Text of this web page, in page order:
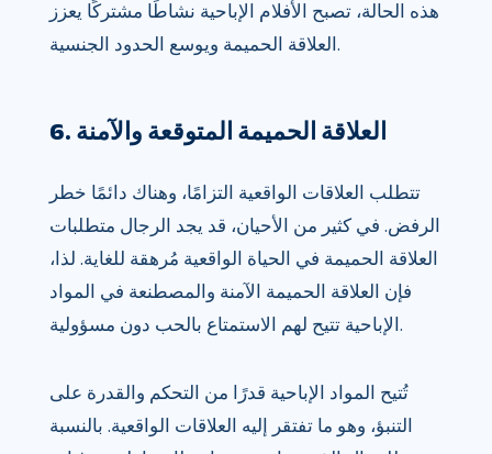
هذه الحالة، تصبح الأفلام الإباحية نشاطًا مشتركًا يعزز
العلاقة الحميمة ويوسع الحدود الجنسية.
6. العلاقة الحميمة المتوقعة والآمنة
تتطلب العلاقات الواقعية التزامًا، وهناك دائمًا خطر
الرفض. في كثير من الأحيان، قد يجد الرجال متطلبات
العلاقة الحميمة في الحياة الواقعية مُرهقة للغاية. لذا،
فإن العلاقة الحميمة الآمنة والمصطنعة في المواد
الإباحية تتيح لهم الاستمتاع بالحب دون مسؤولية.
تُتيح المواد الإباحية قدرًا من التحكم والقدرة على
التنبؤ، وهو ما تفتقر إليه العلاقات الواقعية. بالنسبة